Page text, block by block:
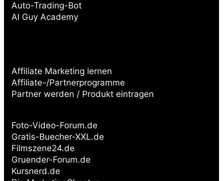
Auto-Trading-Bot
AI Guy Academy
Affiliate Marketing lernen
Affiliate-/Partnerprogramme
Partner werden / Produkt eintragen
Foto-Video-Forum.de
Gratis-Buecher-XXL.de
Filmszene24.de
Gruender-Forum.de
Kursnerd.de